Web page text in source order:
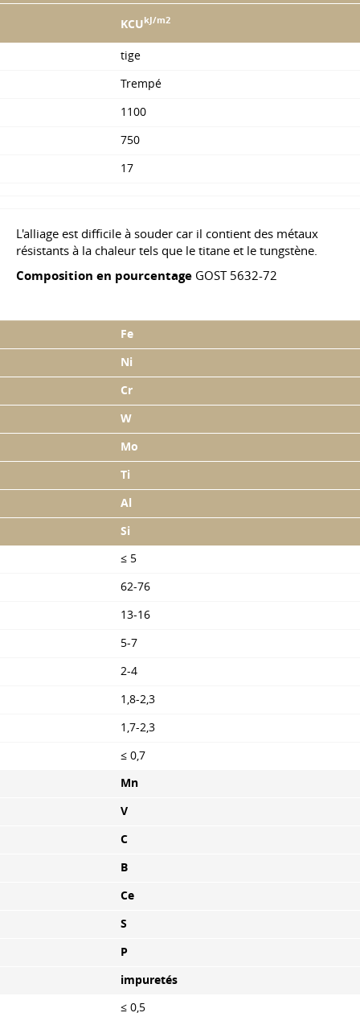
KCUkJ/m2
tige
Trempé
1100
750
17
L'alliage est difficile à souder car il contient des métaux
résistants à la chaleur tels que le titane et le tungstène.
Composition en pourcentage GOST 5632-72
Fe
Ni
Cr
W
Mo
Ti
Al
Si
≤ 5
62-76
13-16
5-7
2-4
1,8-2,3
1,7-2,3
≤ 0,7
Mn
V
C
B
Ce
S
P
impuretés
≤ 0,5